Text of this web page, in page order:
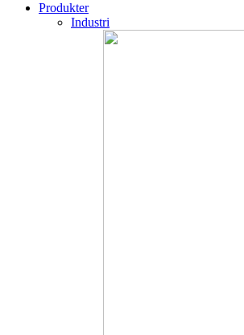
Produkter
Industri